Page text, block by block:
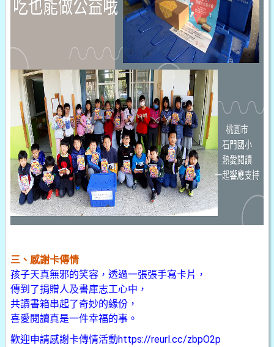
三、感謝卡傳情
孩子天真無邪的笑容，透過一張張手寫卡片，
傳到了捐贈人及書庫志工心中，
共讀書箱串起了奇妙的緣份，
喜愛閱讀真是一件幸福的事。
歡迎申請感謝卡傳情活動https://reurl.cc/zbpO2p